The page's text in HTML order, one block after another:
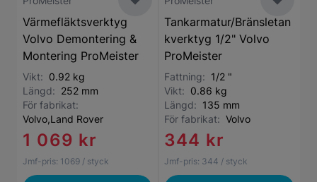
Värmefläktsverktyg
Volvo Demontering &
Montering ProMeister
Vikt: 0.92 kg
Längd: 252 mm
För fabrikat:
Volvo,Land Rover
1 069 kr
Jmf-pris: 1069 / styck
Tankarmatur/Bränsletan
kverktyg 1/2" Volvo
ProMeister
Fattning: 1/2 "
Vikt: 0.86 kg
Längd: 135 mm
För fabrikat: Volvo
344 kr
Jmf-pris: 344 / styck